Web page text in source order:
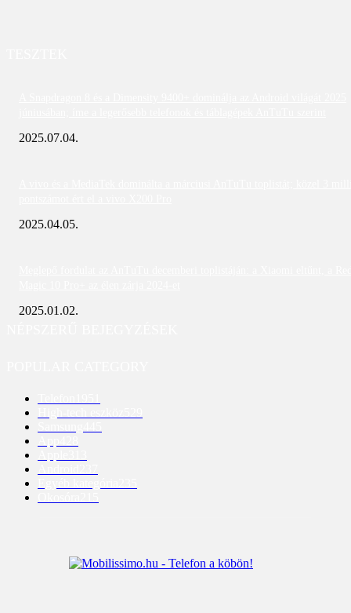
2025.07.04.
2025.04.05.
2025.01.02.